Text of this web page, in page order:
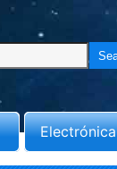
Electrónica